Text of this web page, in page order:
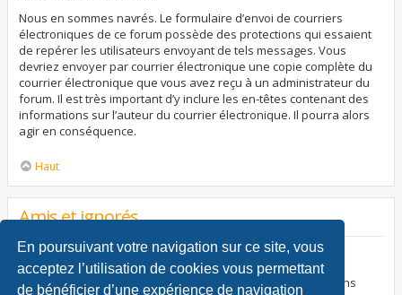
En poursuivant votre navigation sur ce site, vous
acceptez l’utilisation de cookies vous permettant
de bénéficier d’une expérience de navigation
Nous en sommes navrés. Le formulaire d’envoi de courriers
électroniques de ce forum possède des protections qui essaient
de repérer les utilisateurs envoyant de tels messages. Vous
devriez envoyer par courrier électronique une copie complète du
courrier électronique que vous avez reçu à un administrateur du
forum. Il est très important d’y inclure les en-têtes contenant des
informations sur l’auteur du courrier électronique. Il pourra alors
agir en conséquence.
Haut
Amis et ignorés
À quoi sert ma liste d’amis et d’ignorés ?
Vous pouvez utiliser ces listes afin d’organiser et trier certains